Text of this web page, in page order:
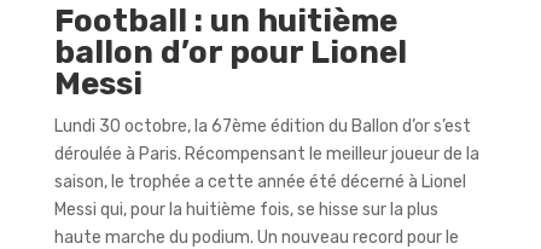
Football : un huitième
ballon d’or pour Lionel
Messi
Lundi 30 octobre, la 67ème édition du Ballon d’or s’est
déroulée à Paris. Récompensant le meilleur joueur de la
saison, le trophée a cette année été décerné à Lionel
Messi qui, pour la huitième fois, se hisse sur la plus
haute marche du podium. Un nouveau record pour le